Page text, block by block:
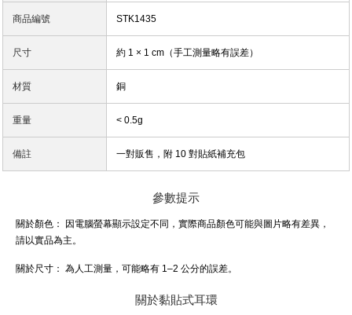
商品編號 STK1435
尺寸 約 1 × 1 cm（手工測量略有誤差）
材質 銅
重量 < 0.5g
備註 一對販售，附 10 對貼紙補充包
參數提示
關於顏色：
因電腦螢幕顯示設定不同，實際商品顏色可能與圖片略有差異，
請以實品為主。
關於尺寸： 為人工測量，可能略有 1–2 公分的誤差。
關於黏貼式耳環